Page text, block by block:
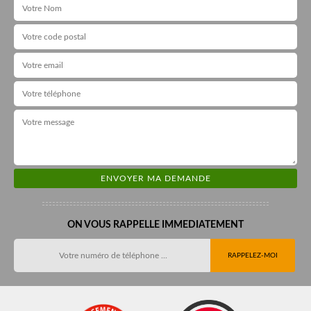
ON VOUS RAPPELLE IMMEDIATEMENT